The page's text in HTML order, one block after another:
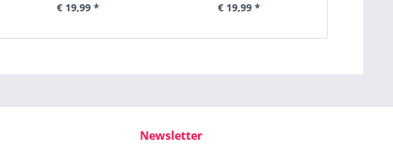
€ 19,99 * € 19,99 *
Newsletter